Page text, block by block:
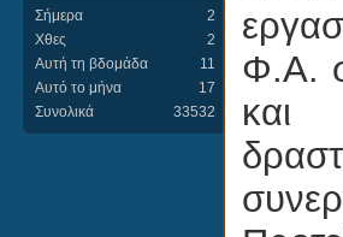
Φ.Α.
και
Σήμερα
2
Χθες
2
Αυτή τη βδομάδα
11
Αυτό το μήνα
17
Συνολικά
33532